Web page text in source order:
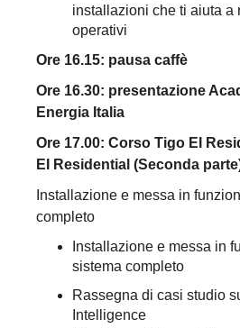
installazioni che ti aiuta a
operativi
Ore 16.15: pausa caffè
Ore 16.30: presentazione
Energia Italia
Ore 17.00: Corso Tigo EI
EI Residential (Seconda
Installazione e messa in
completo
Installazione e messa in
sistema completo
Rassegna di casi studio
Intelligence